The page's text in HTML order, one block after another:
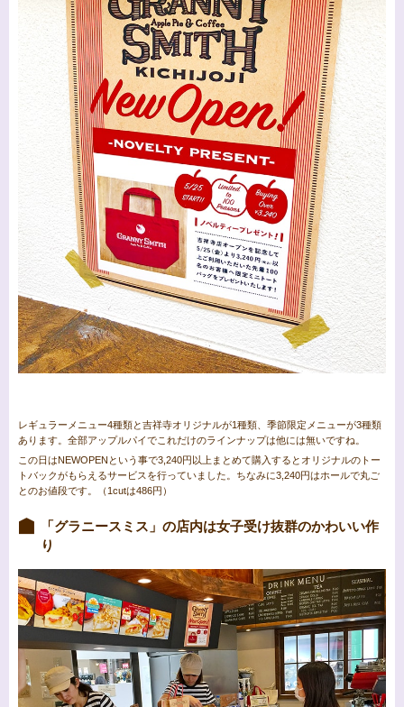
レギュラーメニュー4種類と吉祥寺オリジナルが1種類、季節限定メニューが3種類
あります。全部アップルパイでこれだけのラインナップは他には無いですね。
この日はNEWOPENという事で3,240円以上まとめて購入するとオリジナルのトー
トバックがもらえるサービスを行っていました。ちなみに3,240円はホールで丸ご
とのお値段です。（1cutは486円）
「グラニースミス」の店内は女子受け抜群のかわいい作
り